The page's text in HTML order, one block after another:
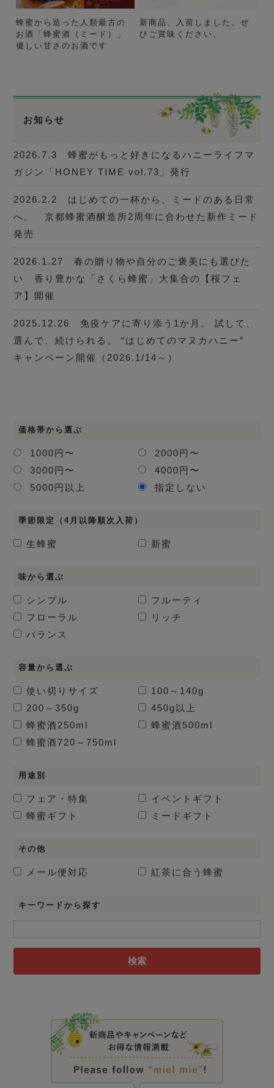
蜂蜜から造った人類最古の
お酒「蜂蜜酒（ミード）」
優しい甘さのお酒です
新商品、入荷しました。ぜ
ひご賞味ください。
お知らせ
2026.7.3 蜂蜜がもっと好きになるハニーライフマ
ガジン「HONEY TIME vol.73」発行
2026.2.2 はじめての一杯から、ミードのある日常
へ。 京都蜂蜜酒醸造所2周年に合わせた新作ミード
発売
2026.1.27 春の贈り物や自分のご褒美にも選びた
い 香り豊かな「さくら蜂蜜」大集合の【桜フェ
ア】開催
2025.12.26 免疫ケアに寄り添う1か月。 試して、
選んで、続けられる。 “はじめてのマヌカハニー”
キャンペーン開催（2026.1/14～）
価格帯から選ぶ
1000円〜
2000円〜
3000円〜
4000円〜
5000円以上
指定しない
季節限定（4月以降順次入荷）
生蜂蜜 新蜜
味から選ぶ
シンプル
フルーティ
フローラル
リッチ
バランス
容量から選ぶ
使い切りサイズ
100～140g
200～350g
450g以上
蜂蜜酒 250ml 蜂蜜酒 500ml
蜂蜜酒720～750ml
用途別
フェア・特集
イベントギフト
蜂蜜ギフト
ミードギフト
その他
メール便対応 紅茶に合う蜂蜜
キーワードから探す
検索